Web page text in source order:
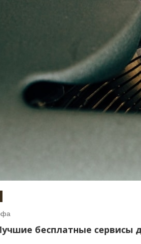
бесплатные сервисы